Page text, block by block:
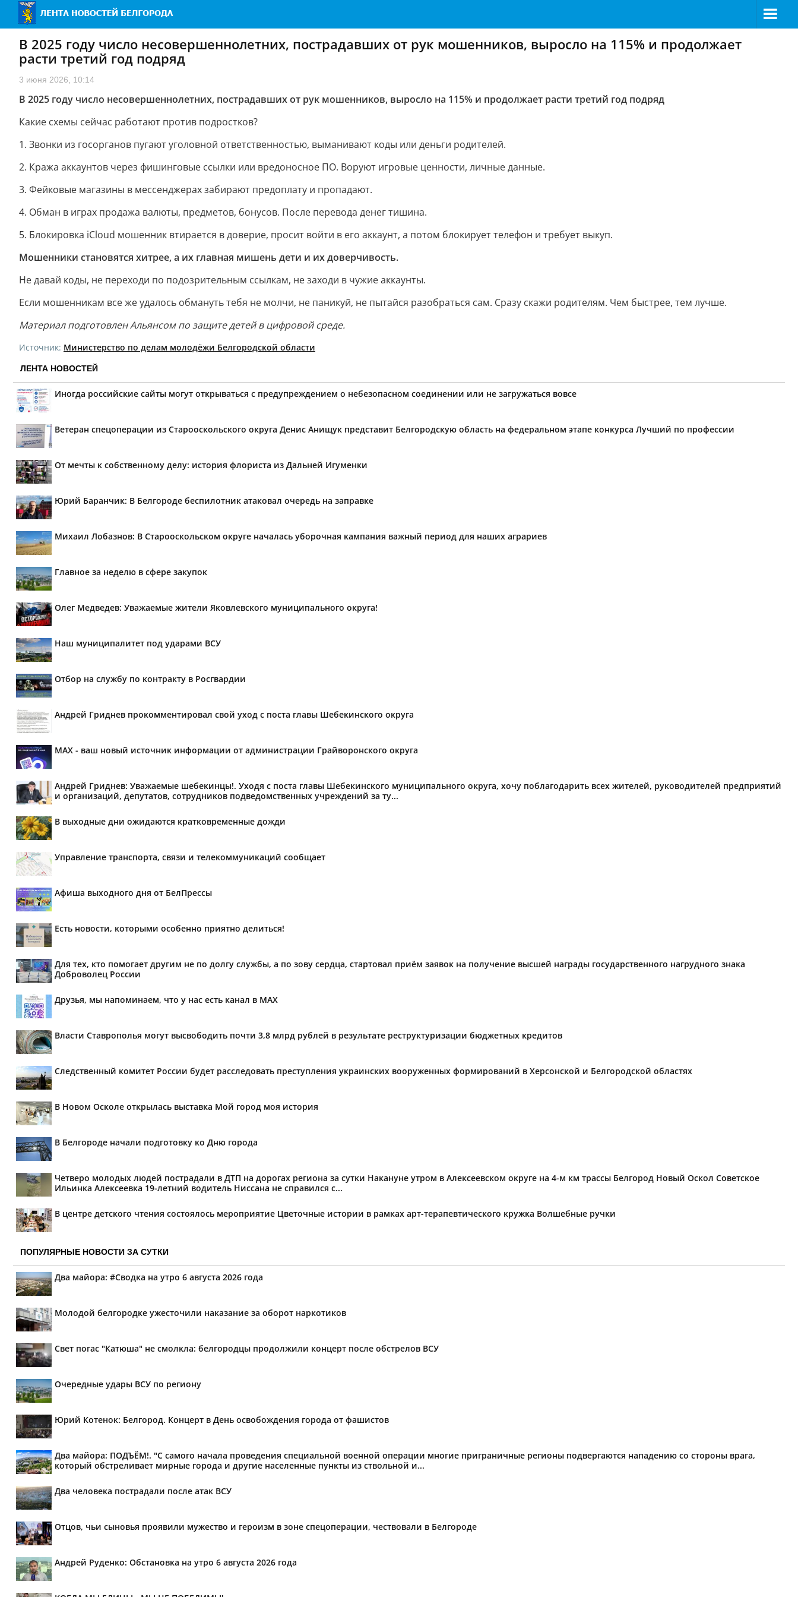
В 2025 году число несовершеннолетних, пострадавших от рук мошенников, выросло на 115% и продолжает
расти третий год подряд
3 июня 2026, 10:14
В 2025 году число несовершеннолетних, пострадавших от рук мошенников, выросло на 115% и продолжает расти третий год подряд
Какие схемы сейчас работают против подростков?
1. Звонки из госорганов пугают уголовной ответственностью, выманивают коды или деньги родителей.
2. Кража аккаунтов через фишинговые ссылки или вредоносное ПО. Воруют игровые ценности, личные данные.
3. Фейковые магазины в мессенджерах забирают предоплату и пропадают.
4. Обман в играх продажа валюты, предметов, бонусов. После перевода денег тишина.
5. Блокировка iCloud мошенник втирается в доверие, просит войти в его аккаунт, а потом блокирует телефон и требует выкуп.
Мошенники становятся хитрее, а их главная мишень дети и их доверчивость.
Не давай коды, не переходи по подозрительным ссылкам, не заходи в чужие аккаунты.
Если мошенникам все же удалось обмануть тебя не молчи, не паникуй, не пытайся разобраться сам. Сразу скажи родителям. Чем быстрее, тем лучше.
Материал подготовлен Альянсом по защите детей в цифровой среде.
Источник: Министерство по делам молодёжи Белгородской области
ЛЕНТА НОВОСТЕЙ
Иногда российские сайты могут открываться с предупреждением о небезопасном соединении или не загружаться вовсе
Ветеран спецоперации из Старооскольского округа Денис Анищук представит Белгородскую область на федеральном этапе конкурса Лучший по профессии
От мечты к собственному делу: история флориста из Дальней Игуменки
Юрий Баранчик: В Белгороде беспилотник атаковал очередь на заправке
Михаил Лобазнов: В Старооскольском округе началась уборочная кампания важный период для наших аграриев
Главное за неделю в сфере закупок
Олег Медведев: Уважаемые жители Яковлевского муниципального округа!
Наш муниципалитет под ударами ВСУ
Отбор на службу по контракту в Росгвардии
Андрей Гриднев прокомментировал свой уход с поста главы Шебекинского округа
MAX - ваш новый источник информации от администрации Грайворонского округа
Андрей Гриднев: Уважаемые шебекинцы!. Уходя с поста главы Шебекинского муниципального округа, хочу поблагодарить всех жителей, руководителей предприятий
и организаций, депутатов, сотрудников подведомственных учреждений за ту...
В выходные дни ожидаются кратковременные дожди
Управление транспорта, связи и телекоммуникаций сообщает
Афиша выходного дня от БелПрессы
Есть новости, которыми особенно приятно делиться!
Для тех, кто помогает другим не по долгу службы, а по зову сердца, стартовал приём заявок на получение высшей награды государственного нагрудного знака
Доброволец России
Друзья, мы напоминаем, что у нас есть канал в МАХ
Власти Ставрополья могут высвободить почти 3,8 млрд рублей в результате реструктуризации бюджетных кредитов
Следственный комитет России будет расследовать преступления украинских вооруженных формирований в Херсонской и Белгородской областях
В Новом Осколе открылась выставка Мой город моя история
В Белгороде начали подготовку ко Дню города
Четверо молодых людей пострадали в ДТП на дорогах региона за сутки Накануне утром в Алексеевском округе на 4-м км трассы Белгород Новый Оскол Советское
Ильинка Алексеевка 19-летний водитель Ниссана не справился с...
В центре детского чтения состоялось мероприятие Цветочные истории в рамках арт-терапевтического кружка Волшебные ручки
ПОПУЛЯРНЫЕ НОВОСТИ ЗА СУТКИ
Два майора: #Сводка на утро 6 августа 2026 года
Молодой белгородке ужесточили наказание за оборот наркотиков
Свет погас "Катюша" не смолкла: белгородцы продолжили концерт после обстрелов ВСУ
Очередные удары ВСУ по региону
Юрий Котенок: Белгород. Концерт в День освобождения города от фашистов
Два майора: ПОДЪЁМ!. "С самого начала проведения специальной военной операции многие приграничные регионы подвергаются нападению со стороны врага,
который обстреливает мирные города и другие населенные пункты из ствольной и...
Два человека пострадали после атак ВСУ
Отцов, чьи сыновья проявили мужество и героизм в зоне спецоперации, чествовали в Белгороде
Андрей Руденко: Обстановка на утро 6 августа 2026 года